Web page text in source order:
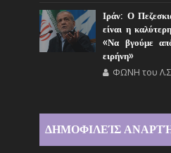
Ιράν: Ο
είναι η
«Να βγούμε
ειρήνη»
ΦΩΝΗ του
ΔΗΜΟΦΙΛΕΊΣ